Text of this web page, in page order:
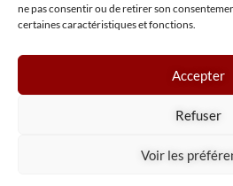
ne pas consentir ou de retirer son
certaines caractéristiques et fonctions.
Accepter
Refuser
Voir les
Mentions légales
Tous droits réservés NPA Conseil